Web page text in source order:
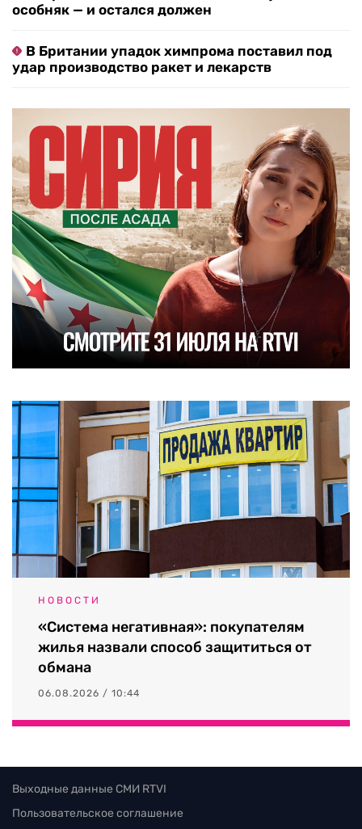
особняк — и остался должен
В Британии упадок химпрома поставил под
удар производство ракет и лекарств
НОВОСТИ
«Система негативная»: покупателям
жилья назвали способ защититься от
обмана
06.08.2026 / 10:44
Выходные данные СМИ RTVI
Пользовательское соглашение